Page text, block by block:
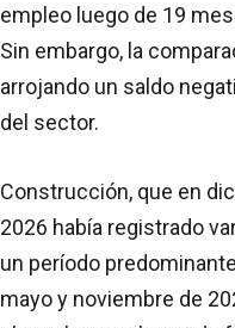
empleo luego de 19
Sin embargo, la
arrojando un saldo
del sector.
Construcción, que en
2026 había registrado
un período
mayo y noviembre de